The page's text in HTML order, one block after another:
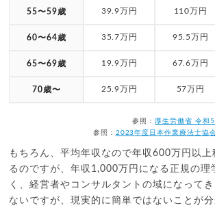
55〜59歳 39.9万円 110万円
60〜64歳 35.7万円 95.5万円
65〜69歳 19.9万円 67.6万円
70歳〜 25.9万円 57万円
参照：
厚生労働省 令和
参照： 2023年度日本作業療法士協
もちろん、平均年収なので年収600万円以上
るのですが、年収1,000万円になる正規の理
く、経営者やコンサルタントの域になって
ないですが、現実的に簡単ではないことが分